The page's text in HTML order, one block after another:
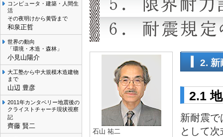
コンピュータ・建築・人間生
活
その夜明けから黄昏まで
和泉正哲
世界の動向
「環境・木造・森林」
小見山陽介
大工塾から中大規模木造建物
まで
山辺 豊彦
2011年カンタベリー地震後の
クライストチャーチ現状視察
記
齊藤 賢二
石山 祐二
2. 新
2.1
新耐震
として